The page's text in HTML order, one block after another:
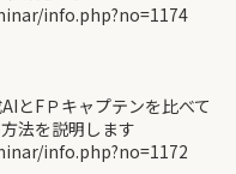
info.php?no=1174
とFＰキャプテンを比べて
法を説明します
info.php?no=1172